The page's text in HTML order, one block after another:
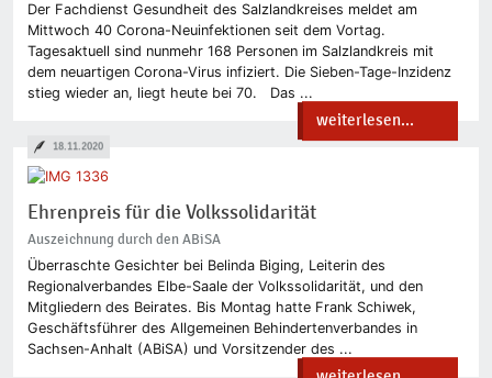
Der Fachdienst Gesundheit des Salzlandkreises meldet am
Mittwoch 40 Corona-Neuinfektionen seit dem Vortag.
Tagesaktuell sind nunmehr 168 Personen im Salzlandkreis mit
dem neuartigen Corona-Virus infiziert. Die Sieben-Tage-Inzidenz
stieg wieder an, liegt heute bei 70. Das ...
weiterlesen...
Ehrenpreis für die Volkssolidarität
Auszeichnung durch den ABiSA
Überraschte Gesichter bei Belinda Biging, Leiterin des
Regionalverbandes Elbe-Saale der Volkssolidarität, und den
Mitgliedern des Beirates. Bis Montag hatte Frank Schiwek,
Geschäftsführer des Allgemeinen Behindertenverbandes in
Sachsen-Anhalt (ABiSA) und Vorsitzender des ...
18.11.2020